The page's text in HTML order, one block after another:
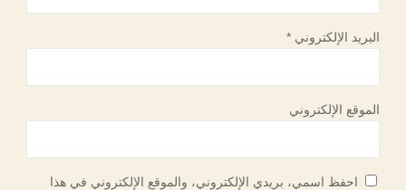
البريد الإلكتروني*
الموقع الإلكتروني
احفظ اسمي، بريدي الإلكتروني، والموقع الإلكتروني في هذا